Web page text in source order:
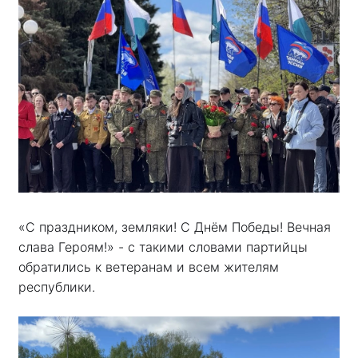
«С праздником, земляки! С Днём Победы! Вечная
слава Героям!» - с такими словами партийцы
обратились к ветеранам и всем жителям
республики.